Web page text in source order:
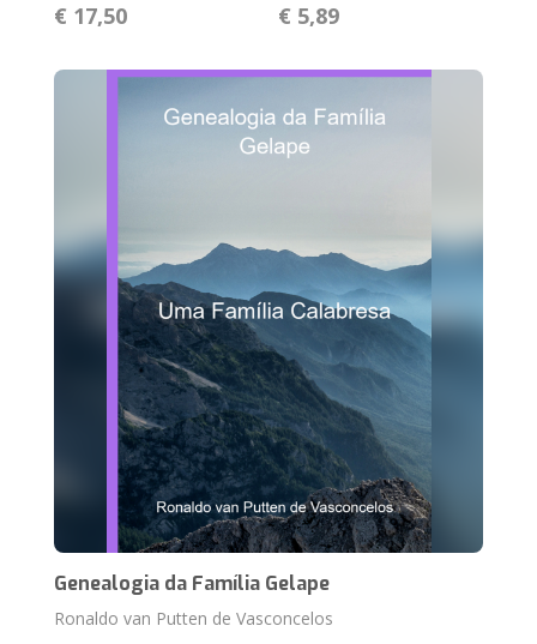
€ 17,50 € 5,89
Genealogia da Família Gelape
Ronaldo van Putten de Vasconcelos